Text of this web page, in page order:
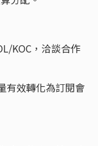
KOC，洽談合作
有效轉化為訂閱會